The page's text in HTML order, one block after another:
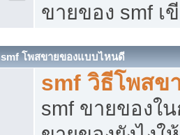
ขายของ smf เ
smf โพสขายของแบบไหนดี
smf วิธีโพสข
smf ขายของใ